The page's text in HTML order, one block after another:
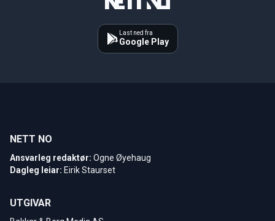
Last ned fra
Google Play
NETT NO
Ansvarleg redaktør: Ogne Øyehaug
Dagleg leiar: Eirik Staurset
UTGIVAR